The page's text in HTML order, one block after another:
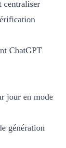
centraliser
ChatGPT
jour en mode
génération